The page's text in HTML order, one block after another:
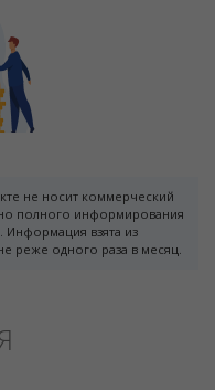
не носит коммерческий
полного информирования
взята из
реже одного раза в месяц.